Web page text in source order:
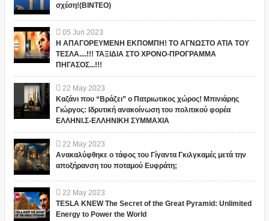
σχέση!(ΒΙΝΤΕΟ)
05 Jun 2023
Η ΑΠΑΓΟΡΕΥΜΕΝΗ ΕΚΠΟΜΠΗ! ΤΟ ΑΓΝΩΣΤΟ ΑΤΙΑ ΤΟΥ
ΤΕΣΛΑ....!!! ΤΑΞΙΔΙΑ ΣΤΟ ΧΡΟΝΟ-ΠΡΟΓΡΑΜΜΑ
ΠΗΓΑΣΟΣ...!!!
22 May 2023
Καζάνι που “Βράζει” ο Πατριωτικος χώρος! Μπινιάρης
Γιώργος: Ιδρυτική ανακοίνωση του πολιτικού φορέα
ΕΛΛΗΝΙ.Σ-ΕΛΛΗΝΙΚΗ ΣΥΜΜΑΧΙΑ
22 May 2023
Ανακαλύφθηκε ο τάφος του Γίγαντα Γκιλγκαμές μετά την
αποξήρανση του ποταμού Ευφράτη;
22 May 2023
TESLA KNEW The Secret of the Great Pyramid: Unlimited
Energy to Power the World